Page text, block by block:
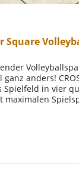
Square
anders!
Spielfeld in vier